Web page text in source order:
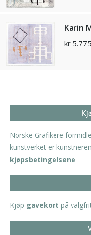
Karin
kr
Norske Grafikere
kunstverket er
kjøpsbetingelsene
Kjøp gavekort på